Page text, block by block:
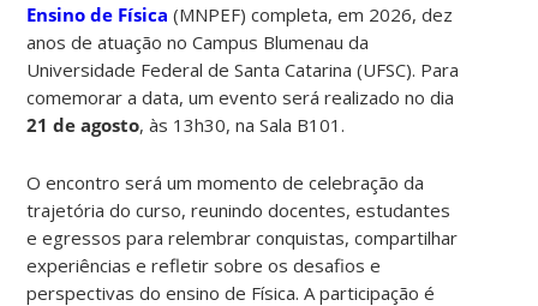
Ensino de Física (MNPEF) completa, em 2026, dez
anos de atuação no Campus Blumenau da
Universidade Federal de Santa Catarina (UFSC). Para
comemorar a data, um evento será realizado no dia
21 de agosto, às 13h30, na Sala B101.
O encontro será um momento de celebração da
trajetória do curso, reunindo docentes, estudantes
e egressos para relembrar conquistas, compartilhar
experiências e refletir sobre os desafios e
perspectivas do ensino de Física. A participação é